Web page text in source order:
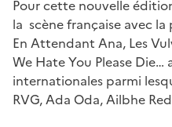
Pour cette nouvelle
la scène française avec la
En Attendant Ana, Les
We Hate You Please Die…
internationales parmi
RVG, Ada Oda, Ailbhe